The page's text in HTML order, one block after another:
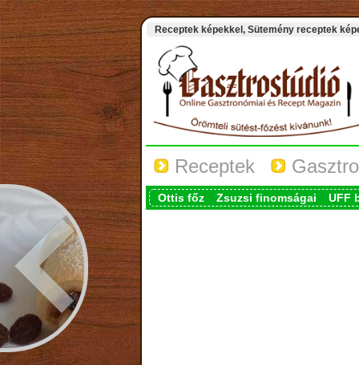
Receptek képekkel, Sütemény receptek
Receptek
Ottis főz Zsuzsi finomságai UFF